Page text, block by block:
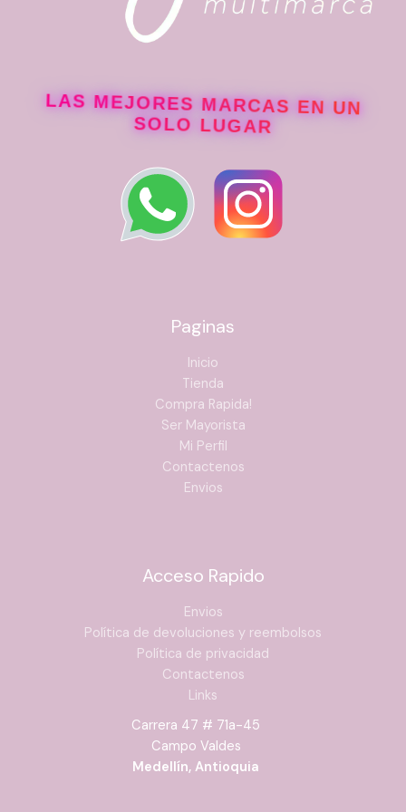
LAS MEJORES MARCAS EN UN
SOLO LUGAR
Paginas
Inicio
Tienda
Compra Rapida!
Ser Mayorista
Mi Perfil
Contactenos
Envios
Acceso Rapido
Envios
Política de devoluciones y reembolsos
Política de privacidad
Contactenos
Links
Carrera 47 # 71a-45
Campo Valdes
Medellín, Antioquia